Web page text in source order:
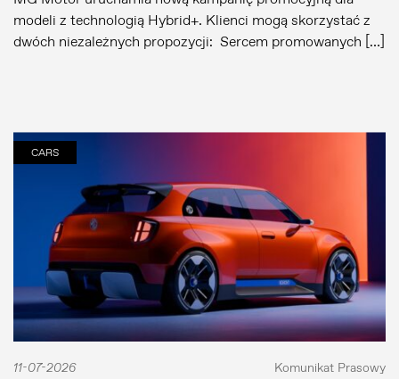
modeli z technologią Hybrid+. Klienci mogą skorzystać z
dwóch niezależnych propozycji: Sercem promowanych […]
CARS
11-07-2026 Komunikat Prasowy